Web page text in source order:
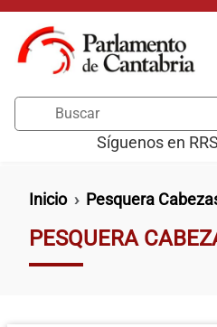
Pasar al contenido principal
Síguenos en
Ruta de
Inicio Pesquera
PESQUERA